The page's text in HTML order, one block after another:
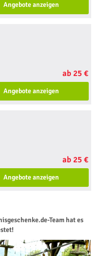
Angebote anzeigen
ab 25 €
Angebote anzeigen
ab 25 €
Angebote anzeigen
Team hat es